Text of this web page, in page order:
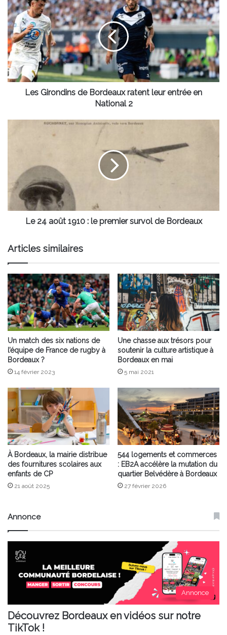
Girondins
de
Bordeaux
ratent
leur
entrée
en
National
Les Girondins de Bordeaux ratent leur entrée en
National 2
premier
survol
de
BordeauxLe 24 août 1910 : le premier survol de Bordeaux
Articles similaires
Un match des six nations de
l’équipe de France de rugby à
Bordeaux ?
14 février 2023
Une chasse aux trésors pour
soutenir la culture artistique à
Bordeaux en mai
5 mai 2021
À Bordeaux, la mairie distribue
des fournitures scolaires aux
enfants de CP
21 août 2025
544 logements et commerces
: EB2A accélère la mutation du
quartier Belvédère à Bordeaux
27 février 2026
Annonce
Annonce
Découvrez Bordeaux en vidéos sur notre
TikTok !